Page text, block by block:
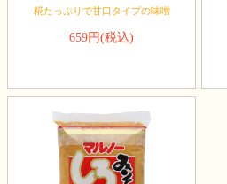
糀たっぷりで甘口タイプの味噌
659円(税込)